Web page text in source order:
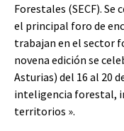
Forestales (SECF).
el principal foro de
trabajan en el sector
novena edición se
Asturias) del 16 al 20
inteligencia forestal,
territorios ».